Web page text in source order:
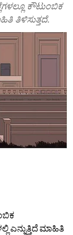
ಕೌಟುಂಬಿಕ
ತಿಳಿಸುತ್ತದೆ.
ಎನ್ನುತ್ತಿದೆ ಮಾಹಿತಿ